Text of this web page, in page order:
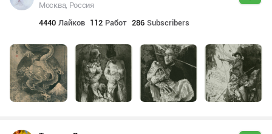
Москва, Россия
4440 Лайков 112 Работ 286 Subscribers